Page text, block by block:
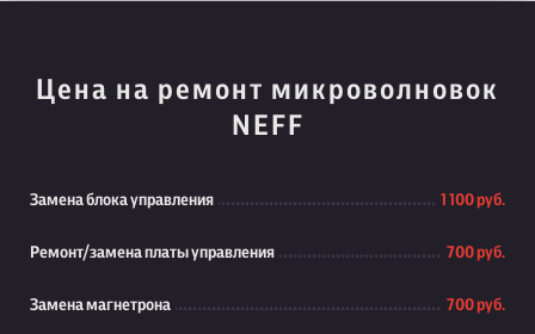
Цена на ремонт микроволновок
NEFF
Замена блока управления 1 100 руб.
Ремонт/замена платы управления 700 руб.
Замена магнетрона 700 руб.